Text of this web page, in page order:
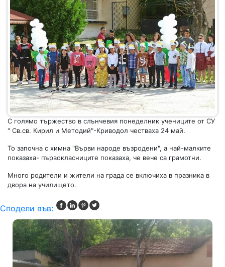
С голямо тържество в слънчевия понеделник учениците от СУ
" Св.св. Кирил и Методий"-Криводол честваха 24 май.
То започна с химна "Върви народе възродени", а най-малките
показаха- първокласниците показаха, че вече са грамотни.
Много родители и жители на града се включиха в празника в
двора на училището.
Сподели във: